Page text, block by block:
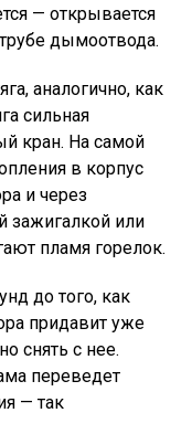
— открывается
дымоотвода.
аналогично, как
сильная
кран. На самой
в корпус
и через
зажигалкой или
пламя горелок.
до того, как
придавит уже
снять с нее.
переведет
— так